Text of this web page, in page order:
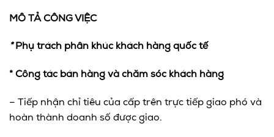
MÔ TẢ CÔNG VIỆC
*Phụ trách phân khúc khách hàng quốc tế
* Công tác bán hàng và chăm sóc khách hàng
– Tiếp nhận chỉ tiêu của cấp trên trực tiếp giao phó và
hoàn thành doanh số được giao.